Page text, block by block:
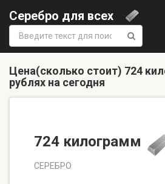
Серебро для всех
Поиск:
Цена(сколько стоит) 724
рублях на сегодня
724 килограмм
СЕРЕБРО